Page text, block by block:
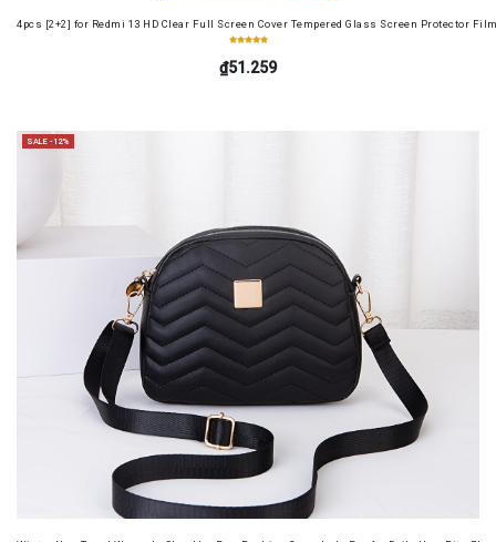
4pcs [2+2] for Redmi 13 HD Clear Full Screen Cover Tempered Glass Screen Protector
₫51.259
SALE -12%